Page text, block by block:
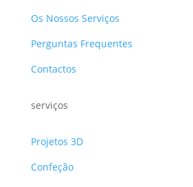
Os Nossos Serviços
Perguntas Frequentes
Contactos
serviços
Projetos 3D
Confeção